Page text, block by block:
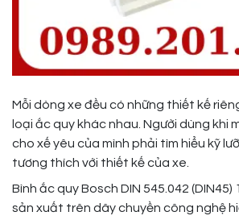
Mỗi dòng xe đều có những thiết kế
loại ắc quy khác nhau. Người dùng khi
cho xế yêu của mình phải tìm hiểu kỹ
tương thích với thiết kế của xe.
Bình ắc quy Bosch DIN 545.042 (DIN45)
sản xuất trên dây chuyền công nghệ